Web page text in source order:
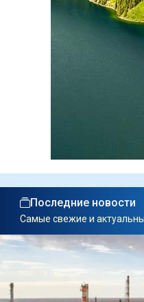
Последние новости
Самые свежие и